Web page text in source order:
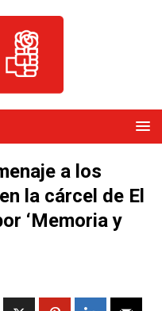
a los
la cárcel de El
‘Memoria y